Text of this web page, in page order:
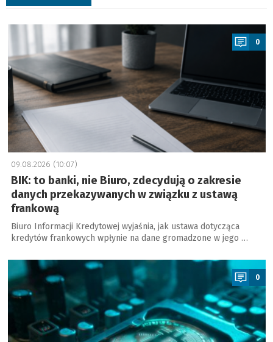
a
0
09.08.2026 (10:07)
BIK: to banki, nie Biuro, zdecydują o zakresie
danych przekazywanych w związku z ustawą
frankową
Biuro Informacji Kredytowej wyjaśnia, jak ustawa dotycząca
kredytów frankowych wpłynie na dane gromadzone w jego …
a
0